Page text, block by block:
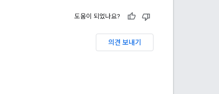
도움이 되었나요?
의견 보내기